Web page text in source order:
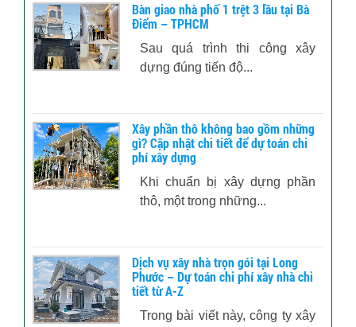
Bàn giao nhà phố 1 trệt 3 lầu tại Bà
Điểm – TPHCM
Sau quá trình thi công xây
dựng đúng tiến độ...
Xây phần thô không bao gồm những
gì? Cập nhật chi tiết để dự toán chi
phí xây dựng
Khi chuẩn bị xây dựng phần
thô, một trong những...
Dịch vụ xây nhà trọn gói tại Long
Phước – Dự toán chi phí xây nhà chi
tiết từ A-Z
Trong bài viết này, công ty xây